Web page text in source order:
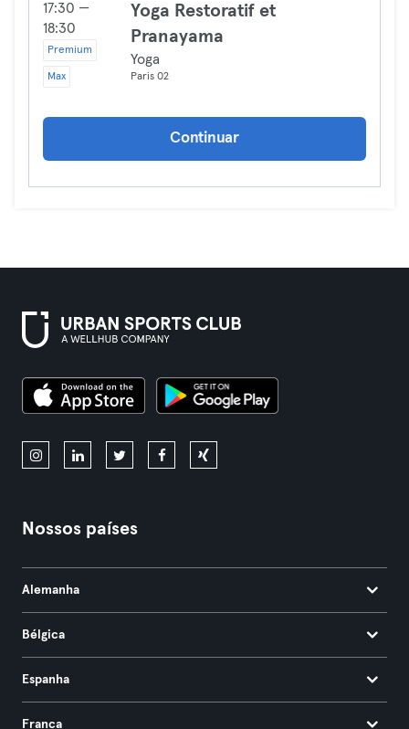
17:30 —
18:30
Premium
Max
Yoga Restoratif et
Pranayama
Yoga
Paris 02
Continuar
Nossos países
Alemanha
Bélgica
Espanha
França